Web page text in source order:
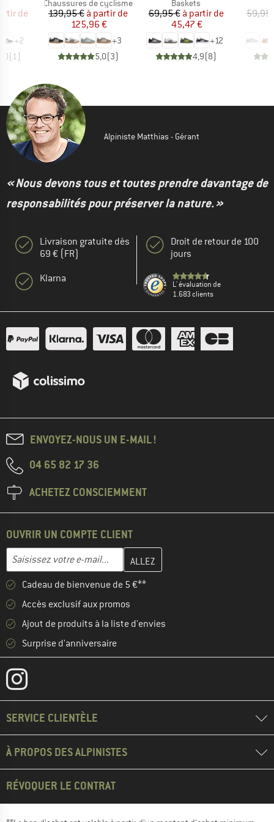
réduit
de
+2
(1)
Product group
Chaussures de cyclisme
Prix
139,95 € Prix réduit
à partir de
125,96 €
+3
5,0(3)
Product group
Baskets
Prix
69,95 € Prix réduit
à partir de
45,47 €
+12
4,9(8)
59,95
Alpiniste Matthias - Gérant
« Nous devons tous et toutes prendre davantage de
responsabilités pour préserver la nature. »
Livraison gratuite dès
69 € (FR)
Klarna
Droit de retour de 100
jours
L' évaluation de
1.683 clients
ENVOYEZ-NOUS UN E-MAIL !
04 65 82 17 36
ACHETEZ CONSCIEMMENT
OUVRIR UN COMPTE CLIENT
Adresse e-mail
Entrez votre adresse e-mail ici et créez votre compte client à la
Cadeau de bienvenue de 5 €**
Accès exclusif aux promos
Ajout de produits à la liste d'envies
Surprise d'anniversaire
SERVICE CLIENTÈLE
À PROPOS DES ALPINISTES
RÉVOQUER LE CONTRAT